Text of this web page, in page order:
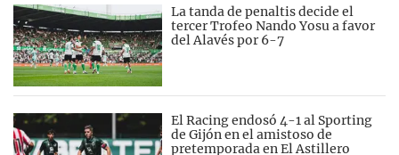
La tanda de penaltis decide el
tercer Trofeo Nando Yosu a favor
del Alavés por 6-7
El Racing endosó 4-1 al Sporting
de Gijón en el amistoso de
pretemporada en El Astillero